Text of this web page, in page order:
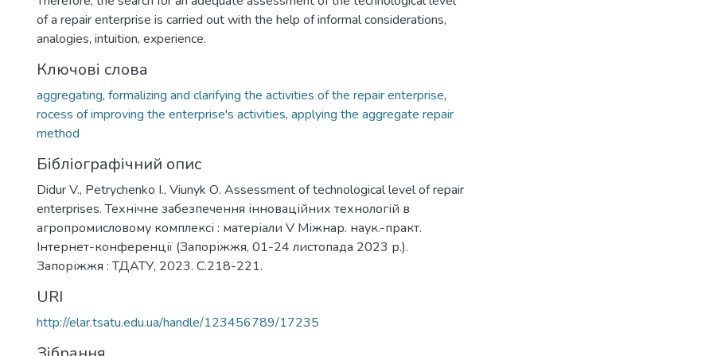
of a repair enterprise is carried out with the help of informal considerations,
analogies, intuition, experience.
Ключові слова
aggregating, formalizing and clarifying the activities of the repair enterprise,
rocess of improving the enterprise's activities, applying the aggregate repair
method
Бібліографічний опис
Didur V., Petrychenko I., Viunyk О. Assessment of technological level of repair
enterprises. Технічне забезпечення інноваційних технологій в
агропромисловому комплексі : матеріали V Міжнар. наук.-практ.
Інтернет-конференції (Запоріжжя, 01-24 листопада 2023 р.).
Запоріжжя : ТДАТУ, 2023. С.218-221.
URI
http://elar.tsatu.edu.ua/handle/123456789/17235